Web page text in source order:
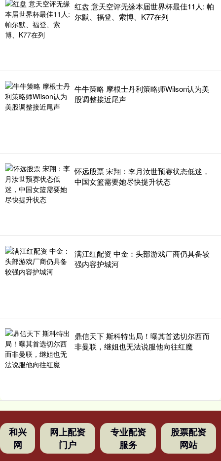
红盘 意天空评无缘本届世界杯最佳11人: 帕
尔默、福登、索博、K77在列
牛牛策略 摩根士丹利策略师Wilson认为美
股调整接近尾声
怀远股票 宋翔：李月汝世预赛状态低迷，
中国女篮需要她尽快提升状态
满江红配资 中金：头部游戏厂商仍具备较
强内容护城河
鼎信天下 斯科特出局！曝其首选切尔西而
非曼联，继姐也无法说服他向往红魔
和兴
网
网上配资
门户
专业配资
服务
股票配资
网站